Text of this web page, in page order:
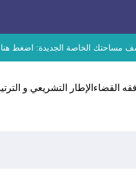
مساحتك الخاصة الجديدة: اضغط هنا
فقه القضاءالإطار التشريعي و